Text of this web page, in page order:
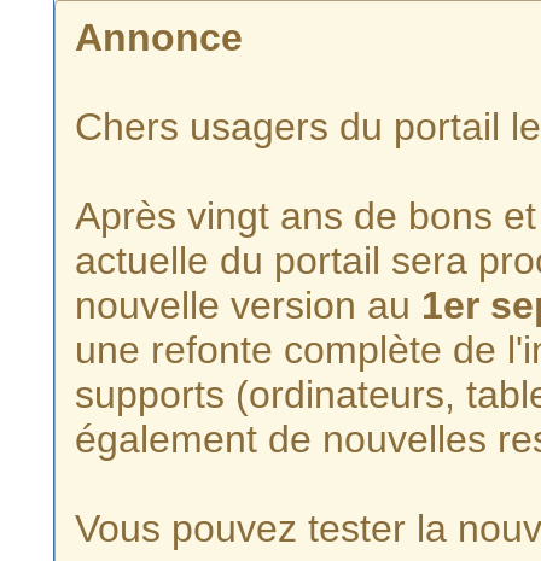
Annonce
Chers usagers du portail
Après vingt ans de bons
actuelle du portail sera
nouvelle version au 1er
une refonte complète de
supports (ordinateurs,
également de nouvelles
Vous pouvez tester la